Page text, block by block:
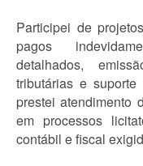
Participei de
pagos
detalhados,
tributárias e
prestei atendimento
em processos
contábil e fiscal